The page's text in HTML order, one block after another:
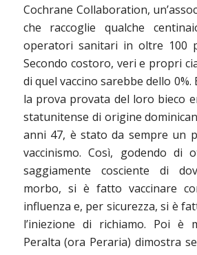
Cochrane Collaboration,
che raccoglie qualche
operatori sanitari in oltre 100
Secondo costoro, veri e propri
di quel vaccino sarebbe dello 0%.
la prova provata del loro bieco
statunitense di origine
anni 47, è stato da sempre un
vaccinismo. Così, godendo di
saggiamente cosciente di
morbo, si è fatto vaccinare
influenza e, per sicurezza, si è
l’iniezione di richiamo. Poi è
Peralta (ora Peraria) dimostra